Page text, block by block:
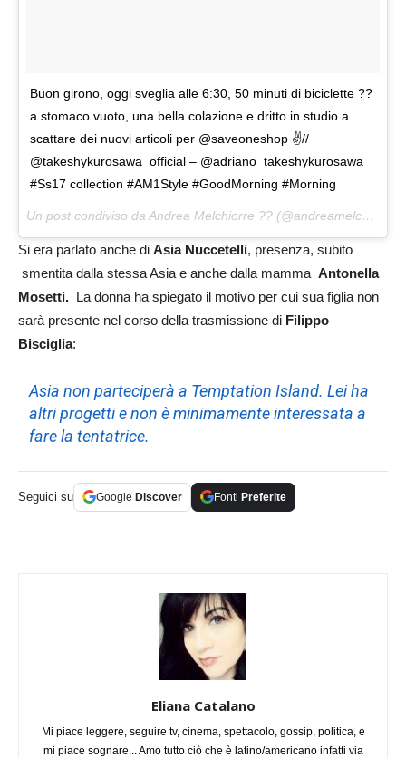
Buon girono, oggi sveglia alle 6:30, 50 minuti di biciclette ??
a stomaco vuoto, una bella colazione e dritto in studio a
scattare dei nuovi articoli per @saveoneshop ✌️//
@takeshykurosawa_official – @adriano_takeshykurosawa
#Ss17 collection #AM1Style #GoodMorning #Morning
Un post condiviso da Andrea Melchiorre ?? (@andreamelchiorre1) in data:
Si era parlato anche di Asia Nuccetelli, presenza, subito
smentita dalla stessa Asia e anche dalla mamma Antonella
Mosetti. La donna ha spiegato il motivo per cui sua figlia non
sarà presente nel corso della trasmissione di Filippo
Bisciglia:
Asia non parteciperà a Temptation Island. Lei ha
altri progetti e non è minimamente interessata a
fare la tentatrice.
Seguici su Google Discover Fonti Preferite
Eliana Catalano
Mi piace leggere, seguire tv, cinema, spettacolo, gossip, politica, e
mi piace sognare... Amo tutto ciò che è latino/americano infatti via